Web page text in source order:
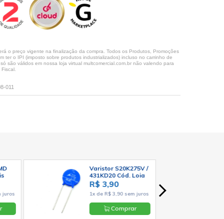
o preço vigente na finalização da compra. Todos os Produtos, Promoções
ter o IPI (imposto sobre produtos industrializados) incluso no carrinho de
são válidos em nossa loja virtual multcomercial.com.br não valendo para
011
-
juros
Varistor S20K275V /
431KD20 Cód. Loja
1371
R$ 3,90
1x de R$ 3,90 sem juros
Comprar